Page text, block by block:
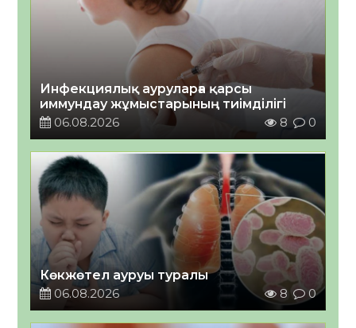
Инфекциялық ауруларға қарсы
иммундау жұмыстарының тиімділігі
06.08.2026
8 0
Көкжөтел ауруы туралы
06.08.2026
8 0